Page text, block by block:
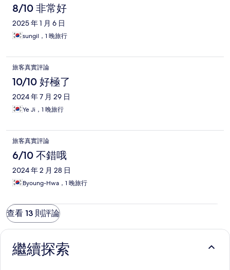
8/10 非常好
2025 年 1 月 6 日
sungil，1 晚旅行
旅客真實評論
10/10 好極了
2024 年 7 月 29 日
Ye Ji，1 晚旅行
旅客真實評論
6/10 不錯哦
2024 年 2 月 28 日
Byoung-Hwa，1 晚旅行
查看 13 則評論
繼續探索